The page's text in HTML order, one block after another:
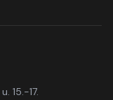
15.-17.